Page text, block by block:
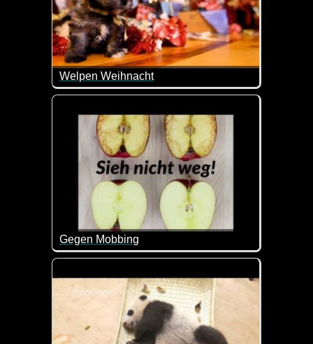
Welpen Weihnacht
Wenn diese Welpen nicht super niedlich sind wie
Gegen Mobbing
Wenn das nicht toll beschrieben und für Kinder